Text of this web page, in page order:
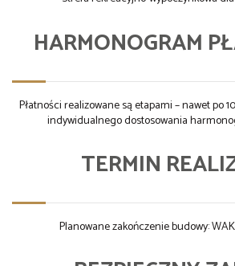
HARMONOGRAM
Płatności realizowane są etapami – nawet po
indywidualnego dostosowania
TERMIN
Planowane zakończenie budowy: